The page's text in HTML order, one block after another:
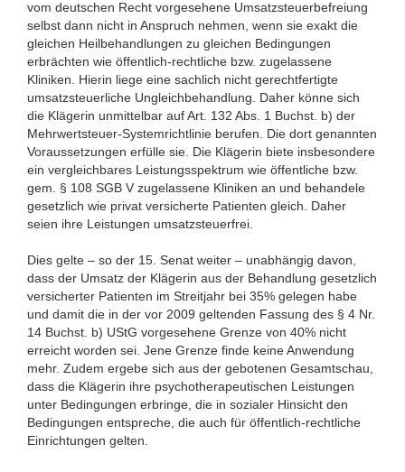
vom deutschen Recht vorgesehene Umsatzsteuerbefreiung
selbst dann nicht in Anspruch nehmen, wenn sie exakt die
gleichen Heilbehandlungen zu gleichen Bedingungen
erbrächten wie öffentlich-rechtliche bzw. zugelassene
Kliniken. Hierin liege eine sachlich nicht gerechtfertigte
umsatzsteuerliche Ungleichbehandlung. Daher könne sich
die Klägerin unmittelbar auf Art. 132 Abs. 1 Buchst. b) der
Mehrwertsteuer-Systemrichtlinie berufen. Die dort genannten
Voraussetzungen erfülle sie. Die Klägerin biete insbesondere
ein vergleichbares Leistungsspektrum wie öffentliche bzw.
gem. § 108 SGB V zugelassene Kliniken an und behandele
gesetzlich wie privat versicherte Patienten gleich. Daher
seien ihre Leistungen umsatzsteuerfrei.
Dies gelte – so der 15. Senat weiter – unabhängig davon,
dass der Umsatz der Klägerin aus der Behandlung gesetzlich
versicherter Patienten im Streitjahr bei 35% gelegen habe
und damit die in der vor 2009 geltenden Fassung des § 4 Nr.
14 Buchst. b) UStG vorgesehene Grenze von 40% nicht
erreicht worden sei. Jene Grenze finde keine Anwendung
mehr. Zudem ergebe sich aus der gebotenen Gesamtschau,
dass die Klägerin ihre psychotherapeutischen Leistungen
unter Bedingungen erbringe, die in sozialer Hinsicht den
Bedingungen entspreche, die auch für öffentlich-rechtliche
Einrichtungen gelten.